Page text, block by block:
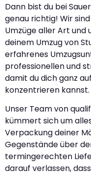
Dann bist du bei
genau richtig! Wir
Umzüge aller Art
deinem Umzug von
erfahrenes
professionellen und
damit du dich ganz
konzentrieren kannst.
Unser Team von
kümmert sich um
Verpackung deiner
Gegenstände über
termingerechten
darauf verlassen,